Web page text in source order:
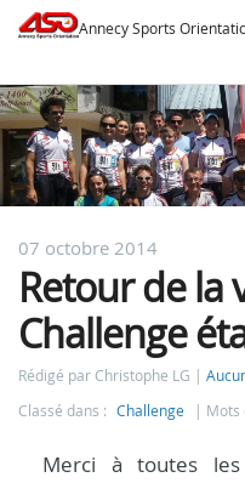
Annecy Sports
07 octobre 2014
Retour de la
Challenge
Rédigé par Christophe LG
Classé dans : Challenge Mots
Merci à toutes